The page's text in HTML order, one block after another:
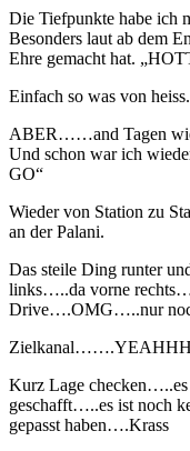
Die Tiefpunkte habe ich
Besonders laut ab dem
Ehre gemacht hat.
Einfach so was von heiss.
ABER……and Tagen wie
Und schon war ich
GO“
Wieder von Station zu
an der Palani.
Das steile Ding runter
links…..da vorne
Drive….OMG…..nur
Kurz Lage
geschafft…..es ist noch
gepasst haben….Krass